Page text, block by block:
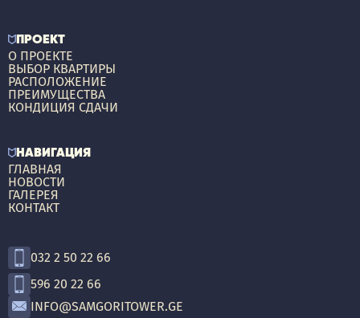
ПРОЕКТ
О ПРОЕКТЕ
ВЫБОР КВАРТИРЫ
РАСПОЛОЖЕНИЕ
ПРЕИМУЩЕСТВА
КОНДИЦИЯ СДАЧИ
НАВИГАЦИЯ
ГЛАВНАЯ
НОВОСТИ
ГАЛЕРЕЯ
КОНТАКТ
032 2 50 22 66
596 20 22 66
INFO@SAMGORITOWER.GE